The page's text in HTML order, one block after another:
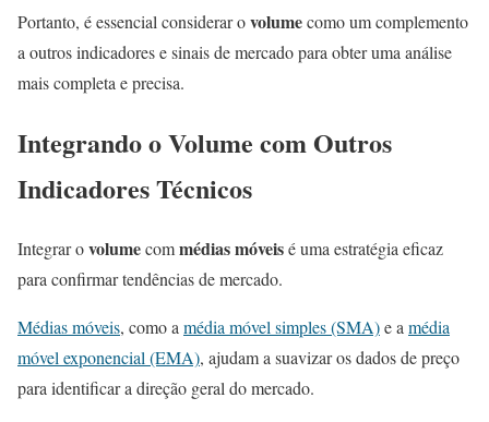
Portanto, é essencial considerar ovolumecomo um complemento
a outros indicadores e sinais de mercado para obter uma análise
mais completa e precisa.
Integrando oVolume com Outros
Indicadores Técnicos
Integrar ovolumecommédias móveisé uma estratégia eficaz
para confirmar tendências de mercado.
Médias móveis, como amédia móvel simples (SMA)e amédia
móvel exponencial (EMA), ajudam a suavizar os dados de preço
para identificar a direção geral do mercado.